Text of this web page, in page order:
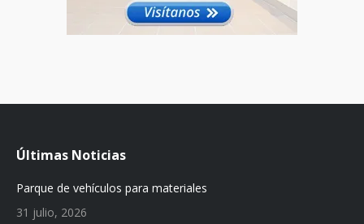
Últimas Noticias
Parque de vehículos para materiales
31 julio, 2026